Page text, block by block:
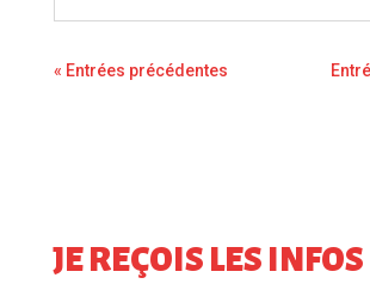
« Entrées précédentes
JE REÇOIS LES